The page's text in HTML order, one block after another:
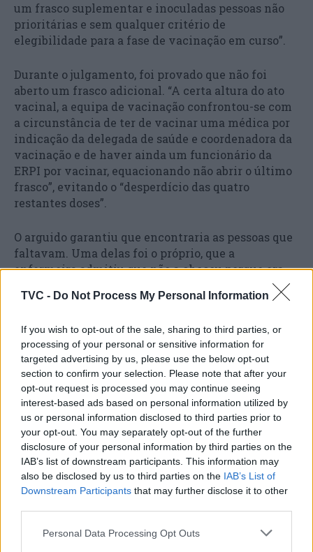
TVC - Do Not Process My Personal Information
If you wish to opt-out of the sale, sharing to third parties, or
processing of your personal or sensitive information for
targeted advertising by us, please use the below opt-out
section to confirm your selection. Please note that after your
opt-out request is processed you may continue seeing
interest-based ads based on personal information utilized by
us or personal information disclosed to third parties prior to
your opt-out. You may separately opt-out of the further
disclosure of your personal information by third parties on the
IAB’s list of downstream participants. This information may
also be disclosed by us to third parties on the IAB’s List of
Downstream Participants that may further disclose it to other
Personal Data Processing Opt Outs
um frasco suplementar e inoculadas pessoas não
prioritárias e sem qualquer critério de
elegibilidade para a fase de vacinação em curso”.
Durante o julgamento, foi provado que não foi
aberto um frasco adicional. “A certa altura do ato
vacinal, a equipa de vacinação confrontou-se com
a circunstância de ter de vacinar uma médica por
indicação da delegada de saúde e coordenadora da
vacinação e de haver ainda um funcionário da
ERPI por vacinar, equacionando não abrir o último
frasco”, evitando o “desperdício das quatro
restantes doses”.
O arguido garantiu que encontraria as pessoas que
faltavam. Uma delas foi o próprio, que a
enfermeira admitiu que não a chocou porque era
funcionária para “arranjar” outras três.
Artigo anterior
Ministério afirma que
escolas têm autonomia
Próximo artigo
Estradas cortadas em
Abrantes, Constância,